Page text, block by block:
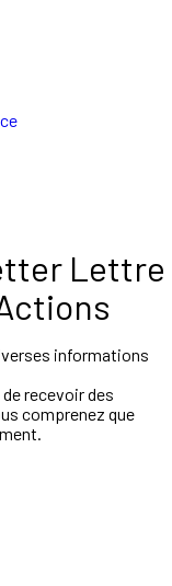
Lettre
informations
recevoir des
comprenez que